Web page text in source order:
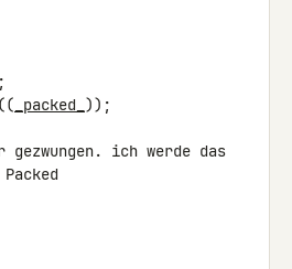
_packed_ ));
ich werde das